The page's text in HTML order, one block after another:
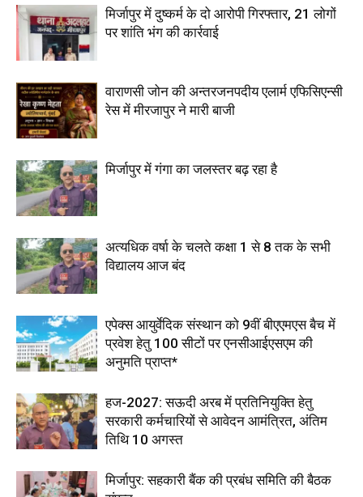
मिर्जापुर में दुष्कर्म के दो आरोपी गिरफ्तार, 21 लोगों
पर शांति भंग की कार्रवाई
वाराणसी जोन की अन्तरजनपदीय एलार्म एफिसिएन्सी
रेस में मीरजापुर ने मारी बाजी
मिर्जापुर में गंगा का जलस्तर बढ़ रहा है
अत्यधिक वर्षा के चलते कक्षा 1 से 8 तक के सभी
विद्यालय आज बंद
एपेक्स आयुर्वेदिक संस्थान को 9वीं बीएएमएस बैच में
प्रवेश हेतु 100 सीटों पर एनसीआईएसएम की
अनुमति प्राप्त*
हज-2027: सऊदी अरब में प्रतिनियुक्ति हेतु
सरकारी कर्मचारियों से आवेदन आमंत्रित, अंतिम
तिथि 10 अगस्त
मिर्जापुर: सहकारी बैंक की प्रबंध समिति की बैठक